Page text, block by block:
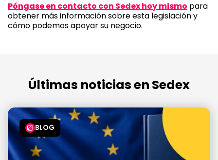
Póngase en contacto con Sedex hoy mismo para
obtener más información sobre esta legislación y
cómo podemos apoyar su negocio.
Últimas noticias en Sedex
BLOG